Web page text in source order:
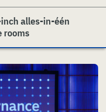
alles-in-één
rooms